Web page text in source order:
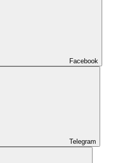
Facebook
Telegram